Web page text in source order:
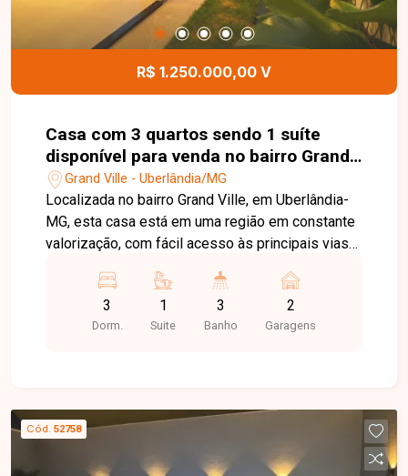
em granito ou quartzo, aquecimento solar e
Habite-se pronto. Entre em contato com a Delta
Imóveis e agende sua visita. Nossa equipe está
preparada para apresentar todos os detalhes
para viver com conforto, sofisticação e
segurança.
R$ 1.250.000,00 V
Casa com 3 quartos sendo 1 suíte
disponível para venda no bairro Grand
Ville em Uberlândia-MG
Grand Ville - Uberlândia/MG
Localizada no bairro Grand Ville, em Uberlândia-
MG, esta casa está em uma região em constante
valorização, com fácil acesso às principais vias
farmácias, comércios e diversos serviços,
proporcionando conforto, praticidade e excelente
qualidade de vida. O imóvel conta com sala
e forno embutido, lavanderia coberta e
independente, despensa e dois corredores
laterais, sendo um deles com possibilidade de
3
Dorm.
1
Suite
3
Banho
2
Garagens
Cód. 52758